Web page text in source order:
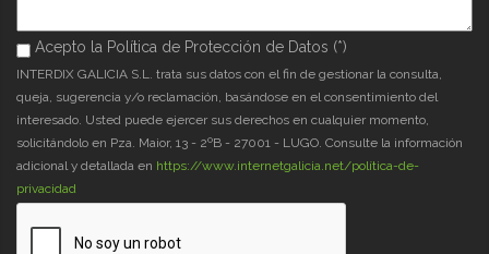
Acepto la Política de Protección de Datos (*)
Acepto la Política de Protección de Datos (*)
INTERDIX GALICIA S.L. trata sus datos con el fin de gestionar la consulta,
queja, sugerencia y/o reclamación, basándose en el consentimiento del
interesado. Usted puede ejercer sus derechos en cualquier momento,
solicitándolo en Pza. Maior, 13 - 2ºB - 27001 - LUGO. Consulte la información
adicional y detallada en https://www.internetgalicia.net/política-de-
privacidad